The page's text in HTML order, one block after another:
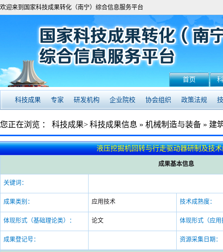
欢迎来到国家科技成果转化（南宁）综合信息服务平台
首页
科技成果 专家 研发机构 企业院校 协会组织 政策法规
您正在浏览 ： 科技成果>科技成果信息 » 机械制造与装备 » 建
液压挖掘机回转与行走驱动器研制及技
成果基本信息
关键词：
成果类别： 应用技术 技术成熟度：
体现形式（基础理论类）： 论文 体现形式（应
成果登记号： 资源采集日期：